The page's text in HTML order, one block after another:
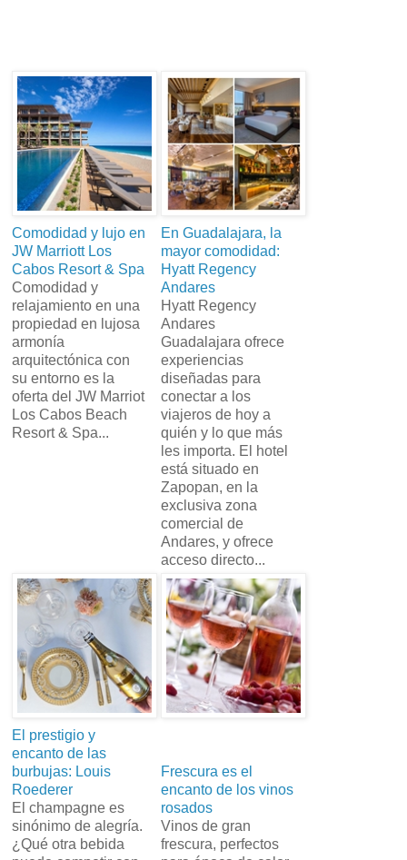
Comodidad y lujo en
JW Marriott Los
Cabos Resort & Spa
Comodidad y
relajamiento en una
propiedad en lujosa
armonía
arquitectónica con
su entorno es la
oferta del JW Marriot
Los Cabos Beach
Resort & Spa...
En Guadalajara, la
mayor comodidad:
Hyatt Regency
Andares
Hyatt Regency
Andares
Guadalajara ofrece
experiencias
diseñadas para
conectar a los
viajeros de hoy a
quién y lo que más
les importa. El hotel
está situado en
Zapopan, en la
exclusiva zona
comercial de
Andares, y ofrece
acceso directo...
El prestigio y
encanto de las
burbujas: Louis
Roederer
El champagne es
sinónimo de alegría.
¿Qué otra bebida
Frescura es el
encanto de los vinos
rosados
Vinos de gran
frescura, perfectos